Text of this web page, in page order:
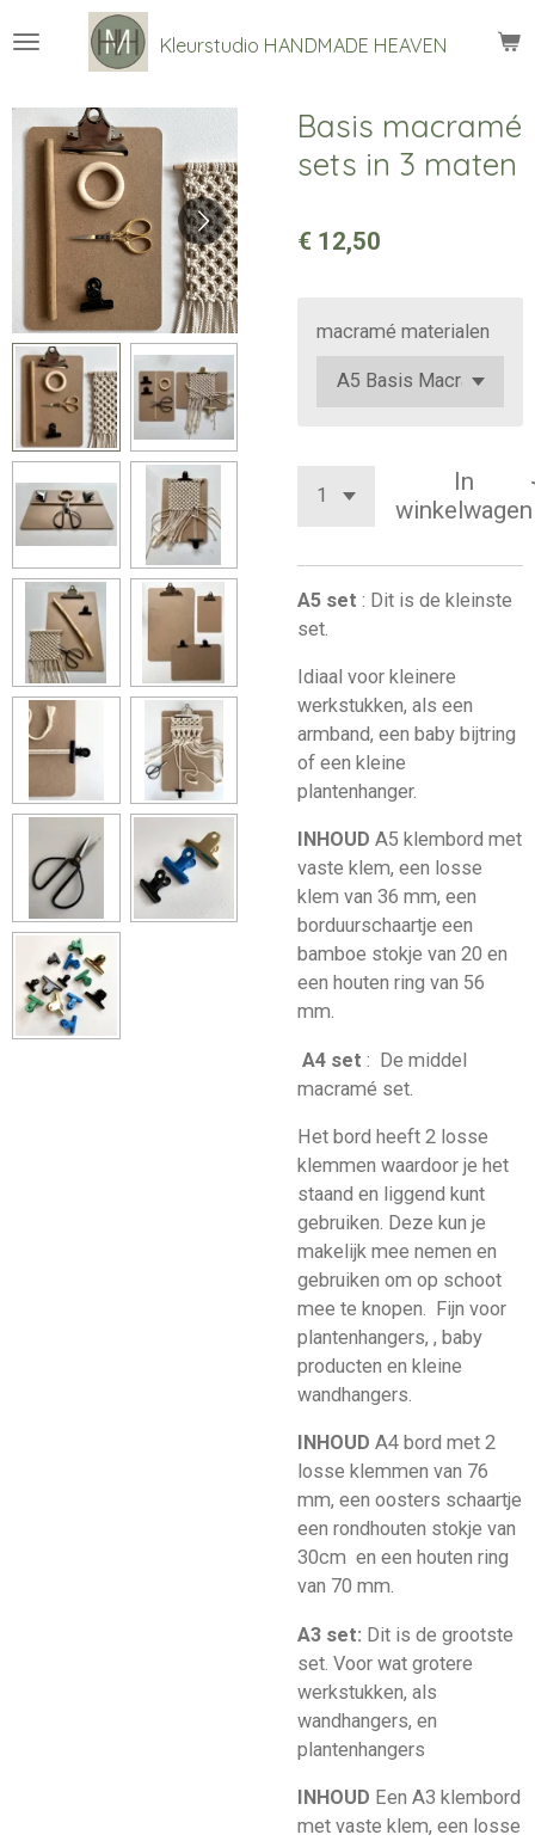
direct
de
hoofdinhoud
Kleurstudio HANDMADE HEAVEN
Basis macramé
sets in 3 maten
€ 12,50
macramé materialen
In
winkelwagen
A5 set : Dit is de kleinste
set.
Idiaal voor kleinere
werkstukken, als een
armband, een baby bijtring
of een kleine
plantenhanger.
INHOUD A5 klembord met
vaste klem, een losse
klem van 36 mm, een
borduurschaartje een
bamboe stokje van 20 en
een houten ring van 56
mm.
A4 set : De middel
macramé set.
Het bord heeft 2 losse
klemmen waardoor je het
staand en liggend kunt
gebruiken. Deze kun je
makelijk mee nemen en
gebruiken om op schoot
mee te knopen. Fijn voor
plantenhangers, , baby
producten en kleine
wandhangers.
INHOUD A4 bord met 2
losse klemmen van 76
mm, een oosters schaartje
een rondhouten stokje van
30cm en een houten ring
van 70 mm.
A3 set: Dit is de grootste
set. Voor wat grotere
werkstukken, als
wandhangers, en
plantenhangers
INHOUD Een A3 klembord
met vaste klem, een losse